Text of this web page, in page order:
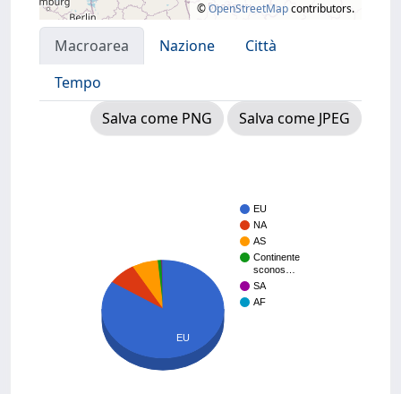
©OpenStreetMapcontributors.
Macroarea Nazione
Città
Tempo
Salva come PNG
Salva come JPEG
EU
NA
AS
Continente
sconos…
SA
AF
EU